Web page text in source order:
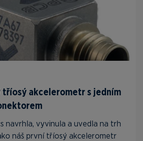
tříosý akcelerometr s jedním
navrhla, vyvinula a uvedla na trh
náš první tříosý akcelerometr